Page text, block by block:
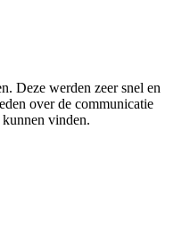
Deze werden zeer snel en
over de communicatie
vinden.